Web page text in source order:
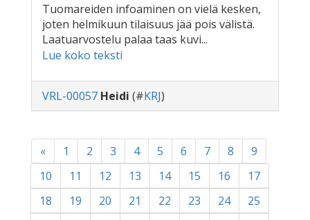
Tuomareiden infoaminen on vielä kesken,
joten helmikuun tilaisuus jää pois välistä.
Laatuarvostelu palaa taas kuvi...
Lue koko teksti
VRL-00057 Heidi (#KRJ)
« 1 2 3 4 5 6 7 8
9
10
11 12 13 14 15 16
17
18
19 20 21 22 23 24
25